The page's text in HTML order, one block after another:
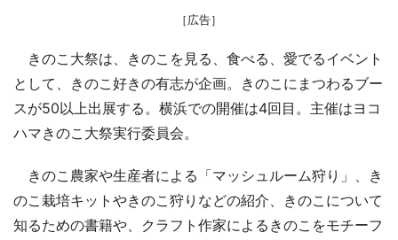
［広告］
きのこ大祭は、きのこを見る、食べる、愛でるイベント
として、きのこ好きの有志が企画。きのこにまつわるブー
スが50以上出展する。横浜での開催は4回目。主催はヨコ
ハマきのこ大祭実行委員会。
きのこ農家や生産者による「マッシュルーム狩り」、き
のこ栽培キットやきのこ狩りなどの紹介、きのこについて
知るための書籍や、クラフト作家によるきのこをモチーフ